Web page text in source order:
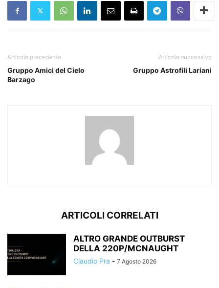
Articolo precedente
Gruppo Amici del Cielo
Barzago
Articolo successivo
Gruppo Astrofili Lariani
ARTICOLI CORRELATI
ALTRO GRANDE OUTBURST
DELLA 220P/MCNAUGHT
Claudio Pra - 7 Agosto 2026